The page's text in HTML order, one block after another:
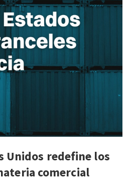
Unidos redefine los
comercial